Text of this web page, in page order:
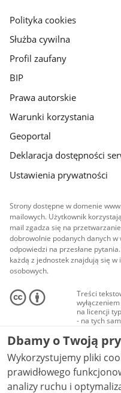
gov.pl
Polityka cookies
Służba cywilna
Profil zaufany
BIP
Prawa autorskie
Warunki korzystania
Geoportal
Deklaracja dostępności
Ustawienia prywatności
Strony dostępne w domenie
mailowych. Użytkownik
mail zgadza się na
dobrowolnie podanych danych w
odpowiedzi na przesłane
każdą z jednostek znajdują się
osobowych.
Treści
na licencji
- na tych
Materiały
audio i
Creative
NC-ND 4.0),
Dbamy o Twoją
Wykorzystujemy pliki
prawidłowego
analizy ruchu i optymalizacji